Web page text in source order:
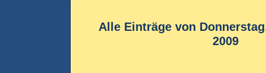
Alle Einträge von
2009